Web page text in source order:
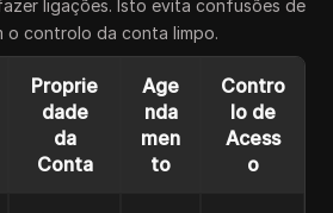
ligações. Isto evita confusões de
o controlo da conta limpo.
Proprie
dade
da
Conta
Age
nda
men
to
Contro
lo de
Acess
o